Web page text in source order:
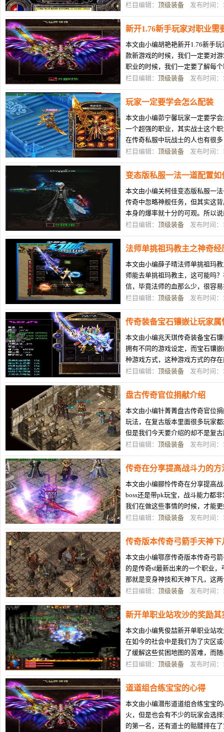
的特殊处位置。那么盾牌装备是否
栏目编辑： 顶级装备 发布时间：
新开1.76新手玩家对职业需
本文由小编胡艳艳新开1.76新手
款新游戏的时候，我们一定要对
职业的时候，我们一定要了解每
戏中才能发挥出职业的优点。特别
栏目编辑： 顶级装备 发布时间：
玩家一定要学会怎么配装
本文由小编茆宁馨玩家一定要学
一个超强的职业，其实战士这个
在传奇私服中玩战士的人也有很
将自己的战士操作的更好的话，也
栏目编辑： 顶级装备 发布时间：
变态版私服一法一道配置
本文由小编关柯佳变态版私服一
传奇中忽略神舰任务，但其实这
本身的爆率就十分的可观。所以
下，单挑也可以，但是比较耗时间
栏目编辑： 顶级装备 发布时间：
法师单挑祖玛教主之神奇经
本文由小编薛子晴法师单挑祖玛
师能去单挑祖玛教主，这可能吗
信，毕竟法师的血那么少，很容
再说了，在传奇里，教主也算得上
栏目编辑： 顶级装备 发布时间：
传奇装备宝石镶嵌让玩家属
本文由小编兆天琪传奇装备宝石
拥有不同的游戏设定，而宝石镶
种游戏方式，这种游戏方式的存
游戏中的角色得到全面的属性增幅
栏目编辑： 顶级装备 发布时间：
盘古传奇官位捐献介绍
本文由小编针菁菁盘古传奇官位
玩法，在复古版本里面很多玩家
但是我们今天要介绍的却不是复
着官位的游戏设置，我们就来一起
栏目编辑： 顶级装备 发布时间：
传奇在分享提高战斗力的方
本文由小编郦怜传奇在分享提高
boss还是带pk玩宝，战斗能力都
我们在做这些事情的时候，才能
些方法可以提升玩家的战斗力呢？
栏目编辑： 顶级装备 发布时间：
传奇版本传奇弓箭手天神下
本文由小编鄂彦传奇版本传奇弓
的是传奇sf最新出来的一个职业
那就是变身神技和天神下凡，这
是让玩家眼前一亮了。确实有恶魔
栏目编辑： 顶级装备 发布时间：
新开单职业站攻沙的奖励其
本文由小编隽俊喆新开单职业站
在如今的社会中是我们为了灾区
了缓解这些贫困地图的苦难，而
行捐赠，说明了国家的富强和壮大
栏目编辑： 顶级装备 发布时间：
道道组合练宝宝的心得
本文由小编潜彤道道组合练宝宝
火，但是也会有不少的玩家会选
的第一名，还有道士的骷髅排在